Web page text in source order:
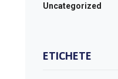
Uncategorized
ETICHETE